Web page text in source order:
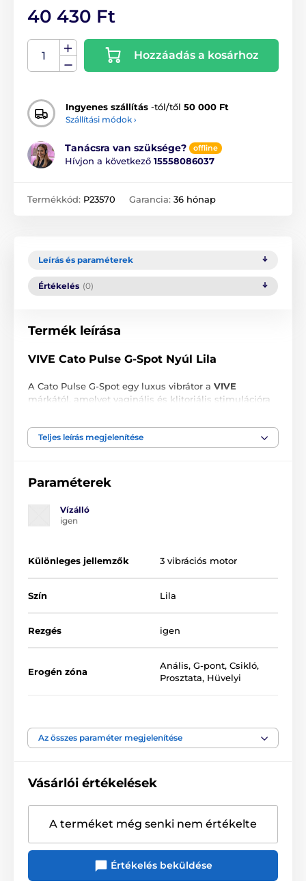
40 430 Ft
Hozzáadás a kosárhoz
Ingyenes szállítás -tól/től 50 000 Ft
Szállítási módok ›
Tanácsra van szüksége? offline
Hívjon a következő 15558086037
Termékkód: P23570 Garancia: 36 hónap
Leírás és paraméterek
Értékelés (0)
Termék leírása
VIVE Cato Pulse G-Spot Nyúl Lila
A Cato Pulse G-Spot egy luxus vibrátor a VIVE
márkától, amelyet vaginális és klitoriális stimulációra
Miért válaszd a Cato Pulse G-Spot Nyúl Lila vibrátort
a VIVE-től:
10 vibrációs mód a G-ponthoz
USB-n keresztül újratölthető (a csomag tartalmazza)
Vízálló (IPX7)
Vízbázisú síkosítóval kompatibilis
Teljes hossz: 22 cm, funkcionális hossz: 13 cm, átmérő:
Teljes leírás megjelenítése
Paraméterek
Vízálló
igen
Különleges jellemzők 3 vibrációs motor
Szín Lila
Rezgés igen
Erogén zóna
Anális, G-pont, Csikló,
Prosztata, Hüvelyi
Anyagi tulajdonság Puha tapintású
Akkumulátor típusa
Anyag ABS/Szilikon
igen
Az összes paraméter megjelenítése
Vásárlói értékelések
A terméket még senki nem értékelte
Értékelés beküldése